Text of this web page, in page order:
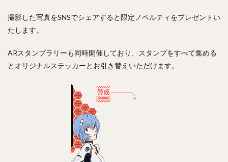
撮影した写真をSNSでシェアすると限定ノベルティをプレゼントい
たします。
ARスタンプラリーも同時開催しており、スタンプをすべて集める
とオリジナルステッカーとお引き替えいただけます。